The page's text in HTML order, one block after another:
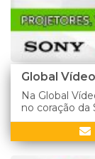
Global Vídeo
Na Global
no coração da